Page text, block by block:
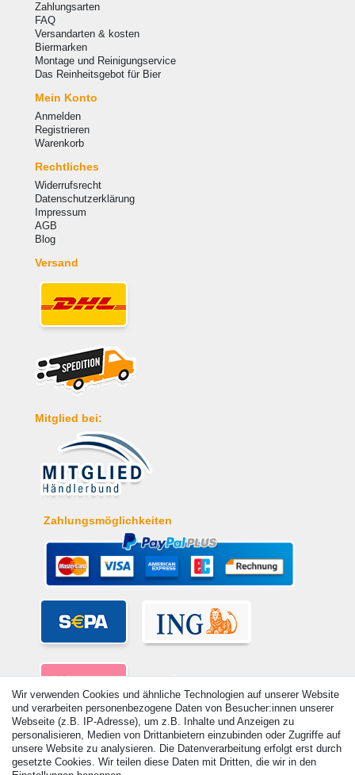
Zahlungsarten
FAQ
Versandarten & kosten
Biermarken
Montage und Reinigungservice
Das Reinheitsgebot für Bier
Mein Konto
Anmelden
Registrieren
Warenkorb
Rechtliches
Widerrufsrecht
Datenschutzerklärung
Impressum
AGB
Blog
Versand
Mitglied bei:
Zahlungsmöglichkeiten
Wir verwenden Cookies und ähnliche Technologien auf unserer Website
und verarbeiten personenbezogene Daten von Besucher:innen unserer
Webseite (z.B. IP-Adresse), um z.B. Inhalte und Anzeigen zu
personalisieren, Medien von Drittanbietern einzubinden oder Zugriffe auf
unsere Website zu analysieren. Die Datenverarbeitung erfolgt erst durch
gesetzte Cookies. Wir teilen diese Daten mit Dritten, die wir in den